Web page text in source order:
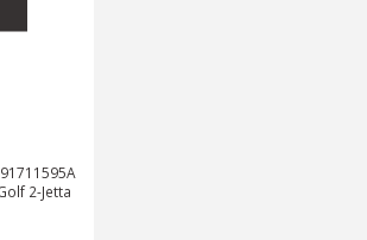
2-Jetta